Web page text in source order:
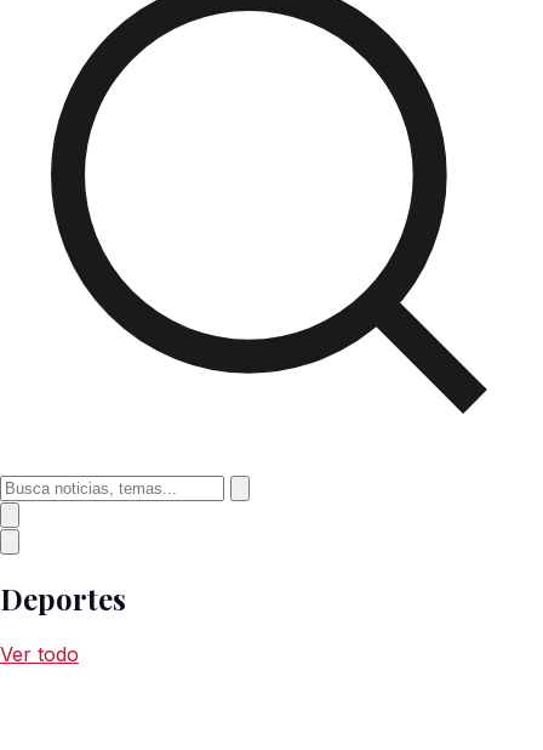
Deportes
Ver todo